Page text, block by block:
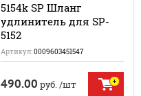
5154k SP Шланг
удлинитель для SP-
5152
Артикул:0009603451547
490.00 руб./шт